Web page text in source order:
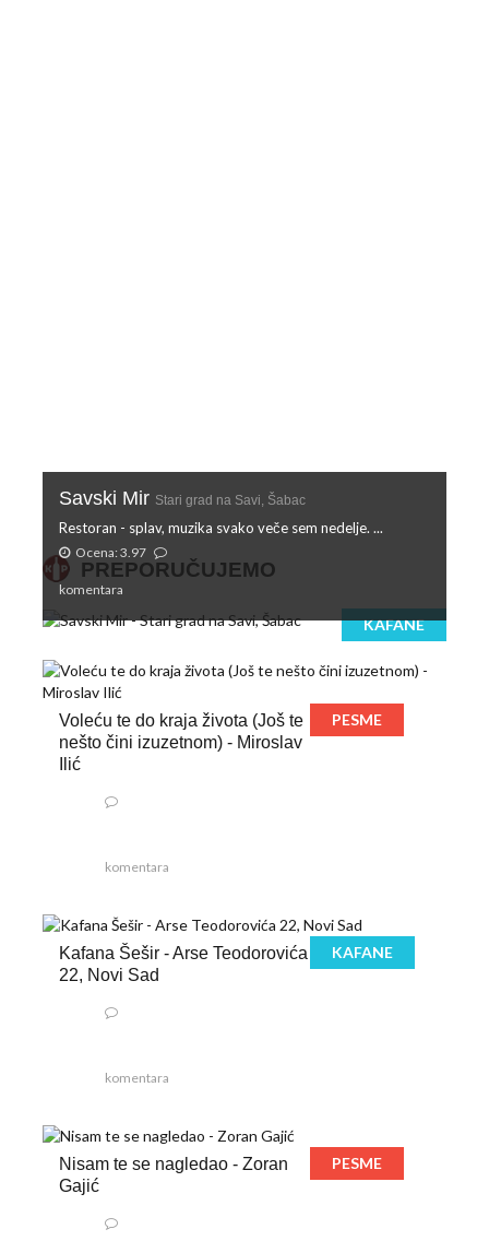
PREPORUČUJEMO
KAFANE
Savski Mir Stari grad na Savi, Šabac
Restoran - splav, muzika svako veče sem nedelje. ...
Ocena: 3.97
komentara
Voleću te do kraja života (Još te
nešto čini izuzetnom) - Miroslav
Ilić
PESME
komentara
Kafana Šešir - Arse Teodorovića
22, Novi Sad
KAFANE
komentara
Nisam te se nagledao - Zoran
Gajić
PESME